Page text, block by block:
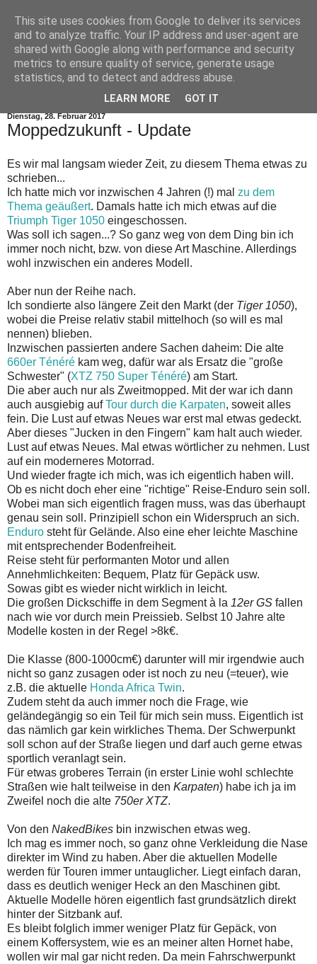
Dienstag, 28. Februar 2017
Moppedzukunft - Update
Es wir mal langsam wieder Zeit, zu diesem Thema etwas zu
schrieben...
Ich hatte mich vor inzwischen 4 Jahren (!) mal zu dem
Thema geäußert. Damals hatte ich mich etwas auf die
Triumph Tiger 1050 eingeschossen.
Was soll ich sagen...? So ganz weg von dem Ding bin ich
immer noch nicht, bzw. von diese Art Maschine. Allerdings
wohl inzwischen ein anderes Modell.
Aber nun der Reihe nach.
Ich sondierte also längere Zeit den Markt (der Tiger 1050),
wobei die Preise relativ stabil mittelhoch (so will es mal
nennen) blieben.
Inzwischen passierten andere Sachen daheim: Die alte
660er Ténéré kam weg, dafür war als Ersatz die "große
Schwester" (XTZ 750 Super Ténéré) am Start.
Die aber auch nur als Zweitmopped. Mit der war ich dann
auch ausgiebig aufTour durch die Karpaten, soweit alles
fein. Die Lust auf etwas Neues war erst mal etwas gedeckt.
Aber dieses "Jucken in den Fingern" kam halt auch wieder.
Lust auf etwas Neues. Mal etwas wörtlicher zu nehmen. Lust
auf ein moderneres Motorrad.
Und wieder fragte ich mich, was ich eigentlich haben will.
Ob es nicht doch eher eine "richtige" Reise-Enduro sein soll.
Wobei man sich eigentlich fragen muss, was das überhaupt
genau sein soll. Prinzipiell schon ein Widerspruch an sich.
Enduro steht für Gelände. Also eine eher leichte Maschine
mit entsprechender Bodenfreiheit.
Reise steht für performanten Motor und allen
Annehmlichkeiten: Bequem, Platz für Gepäck usw.
Sowas gibt es wieder nicht wirklich in leicht.
Die großen Dickschiffe in dem Segment à la 12er GS fallen
nach wie vor durch mein Preissieb. Selbst 10 Jahre alte
Modelle kosten in der Regel >8k€.
Die Klasse (800-1000cm€) darunter will mir irgendwie auch
nicht so ganz zusagen oder ist noch zu neu (=teuer), wie
z.B. die aktuelle Honda Africa Twin.
Zudem steht da auch immer noch die Frage, wie
geländegängig so ein Teil für mich sein muss. Eigentlich ist
das nämlich gar kein wirkliches Thema. Der Schwerpunkt
soll schon auf der Straße liegen und darf auch gerne etwas
sportlich veranlagt sein.
Für etwas groberes Terrain (in erster Linie wohl schlechte
Straßen wie halt teilweise in den Karpaten) habe ich ja im
Zweifel noch die alte 750er XTZ.
Von den NakedBikes bin inzwischen etwas weg.
Ich mag es immer noch, so ganz ohne Verkleidung die Nase
direkter im Wind zu haben. Aber die aktuellen Modelle
werden für Touren immer untauglicher. Liegt einfach daran,
dass es deutlich weniger Heck an den Maschinen gibt.
Aktuelle Modelle hören eigentlich fast grundsätzlich direkt
hinter der Sitzbank auf.
Es bleibt folglich immer weniger Platz für Gepäck, von
einem Koffersystem, wie es an meiner alten Hornet habe,
wollen wir mal gar nicht reden. Da mein Fahrschwerpunkt
This site uses cookies from Google to deliver its services
and to analyze traffic. Your IP address and user-agent are
shared with Google along with performance and security
metrics to ensure quality of service, generate usage
statistics, and to detect and address abuse.
LEARN MORE GOT IT